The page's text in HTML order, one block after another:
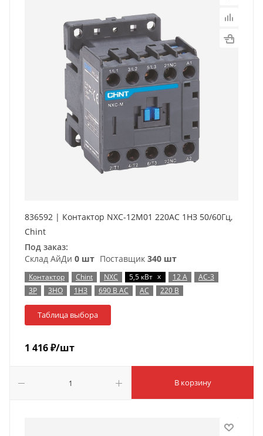
836592 | Контактор NXC-12M01 220AC 1НЗ 50/60Гц,
Chint
Под заказ:
Склад АйДи 0 шт Поставщик 340 шт
Контактор Chint NXC 5,5 кВт x 12 А
AC-3
3P
3НО 1НЗ 690 В AC AC 220 В
Таблица выбора
1 416₽/шт
В корзину